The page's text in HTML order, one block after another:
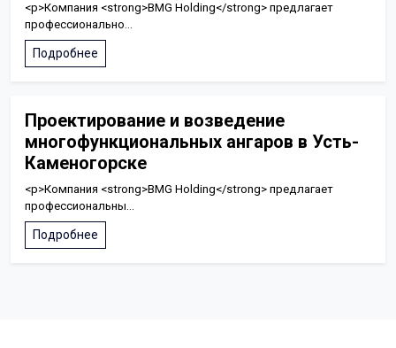
<p>Компания <strong>BMG Holding</strong> предлагает
профессионально...
Подробнее
Проектирование и возведение
многофункциональных ангаров в Усть-
Каменогорске
<p>Компания <strong>BMG Holding</strong> предлагает
профессиональны...
Подробнее